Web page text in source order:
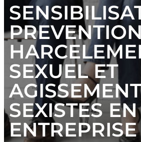
SEXUEL ET
AGISSEMENT
SEXISTES EN
ENTREPRISE